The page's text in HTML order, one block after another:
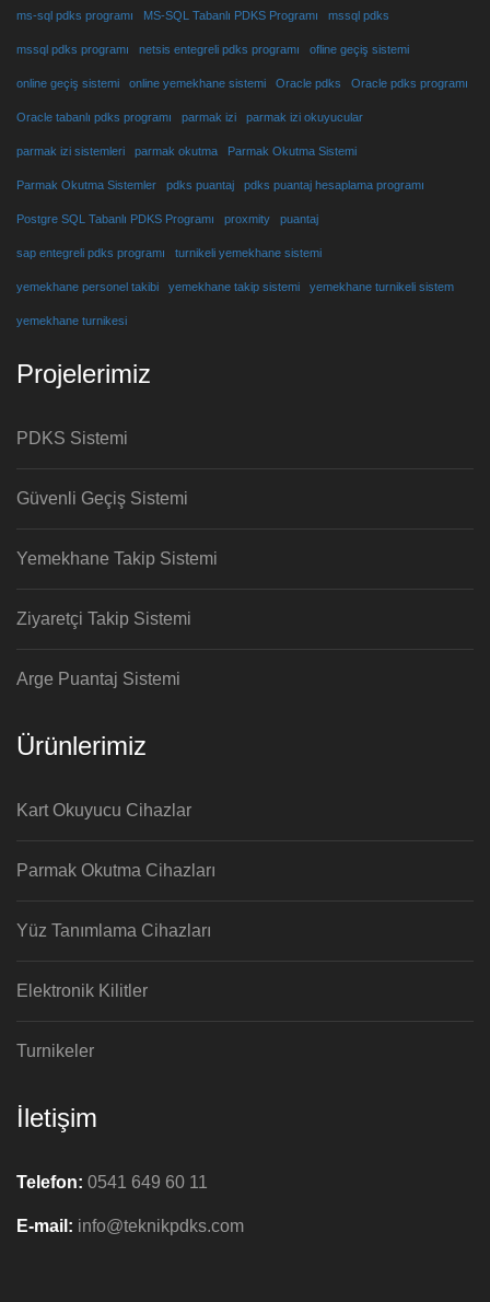
ms-sql pdks programı MS-SQL Tabanlı PDKS Programı mssql pdks
mssql pdks programı netsis entegreli pdks programı ofline geçiş sistemi
online geçiş sistemi online yemekhane sistemi Oracle pdks Oracle pdks programı
Oracle tabanlı pdks programı parmak izi parmak izi okuyucular
parmak izi sistemleri parmak okutma Parmak Okutma Sistemi
Parmak Okutma Sistemler pdks puantaj pdks puantaj hesaplama programı
Postgre SQL Tabanlı PDKS Programı proxmity puantaj
sap entegreli pdks programı turnikeli yemekhane sistemi
yemekhane personel takibi yemekhane takip sistemi yemekhane turnikeli sistem
yemekhane turnikesi
Projelerimiz
PDKS Sistemi
Güvenli Geçiş Sistemi
Yemekhane Takip Sistemi
Ziyaretçi Takip Sistemi
Arge Puantaj Sistemi
Ürünlerimiz
Kart Okuyucu Cihazlar
Parmak Okutma Cihazları
Yüz Tanımlama Cihazları
Elektronik Kilitler
Turnikeler
İletişim
Telefon: 0541 649 60 11
E-mail: info@teknikpdks.com